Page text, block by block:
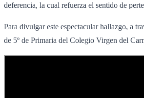
deferencia, la cual refuerza el sentido de
Para divulgar este espectacular hallazgo, a
de 5º de Primaria del Colegio Virgen del